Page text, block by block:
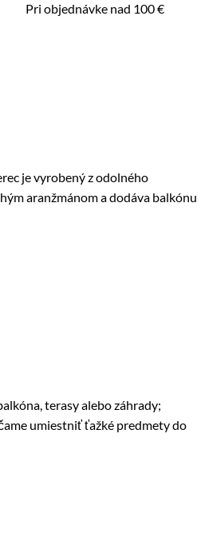
Pri objednávke nad 100 €
je vyrobený z odolného
aranžmánom a dodáva balkónu
terasy alebo záhrady;
umiestniť ťažké predmety do